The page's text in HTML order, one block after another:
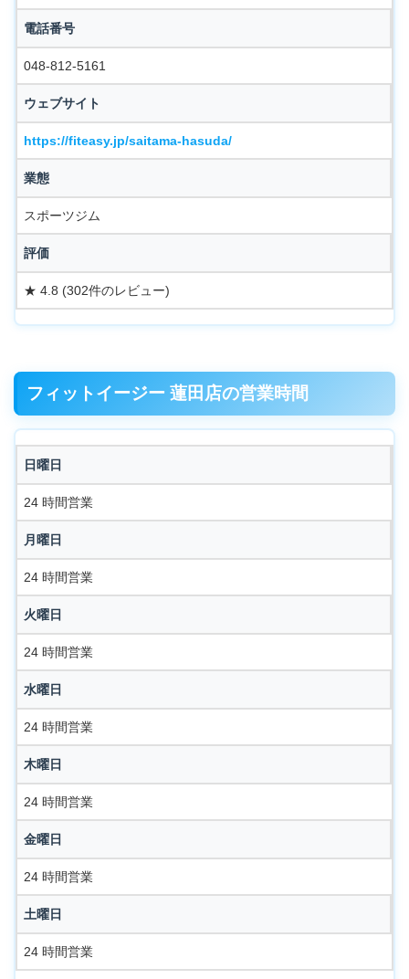
電話番号
048-812-5161
ウェブサイト
https://fiteasy.jp/saitama-hasuda/
業態
スポーツジム
評価
★ 4.8 (302件のレビュー)
フィットイージー 蓮田店の営業時間
日曜日
24 時間営業
月曜日
24 時間営業
火曜日
24 時間営業
水曜日
24 時間営業
木曜日
24 時間営業
金曜日
24 時間営業
土曜日
24 時間営業